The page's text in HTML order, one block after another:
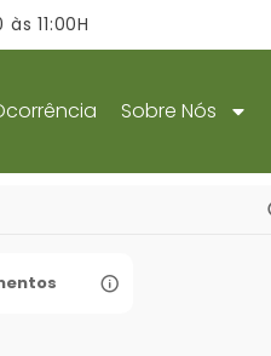
11:00H
Sobre Nós